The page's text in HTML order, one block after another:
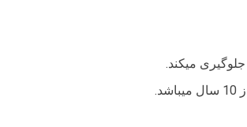
میکند.